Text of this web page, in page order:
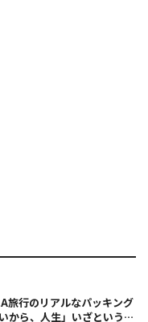
旅行のリアルなパッキング
から、人生」いざというと